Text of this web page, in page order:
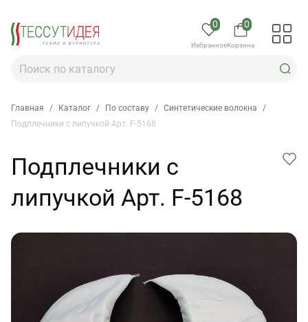
0
Избранное
0
Корзина
Главная / Каталог / По составу / Синтетические волокна
/
Подплечники с липучкой Арт. F-5168
Подплечники с
липучкой Арт. F-5168